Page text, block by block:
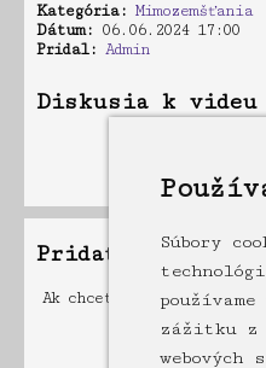
Súbory
zážitku z
Kategória: Mimozemšťania
Dátum: 06.06.2024 17:00
Pridal: Admin
Diskusia k videu
Pridať príspevok
Ak chcete pridať